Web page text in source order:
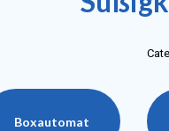
Boxautomat